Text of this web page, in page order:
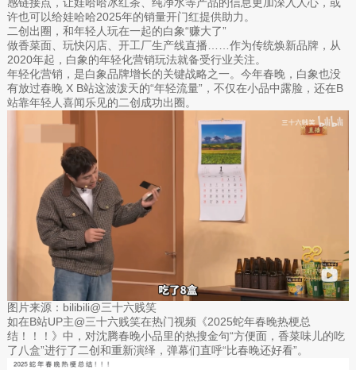
许也可以给娃哈哈2025年的销量开门红提供助力。
二创出圈，和年轻人玩在一起的白象“赚大了”
做香菜面、玩快闪店、开工厂生产线直播……作为传统焕新品牌，从
2020年起，白象的年轻化营销玩法就备受行业关注。
年轻化营销，是白象品牌增长的关键战略之一。今年春晚，白象也没
有放过春晚 X B站这波泼天的“年轻流量”，不仅在小品中露脸，还在B
站靠年轻人喜闻乐见的二创成功出圈。
图片来源：bilibili@三十六贱笑
如在B站UP主@三十六贱笑在热门视频《2025蛇年春晚热梗总
结！！！》中，对沈腾春晚小品里的热搜金句“方便面，香菜味儿的吃
了八盒”进行了二创和重新演绎，弹幕们直呼“比春晚还好看”。